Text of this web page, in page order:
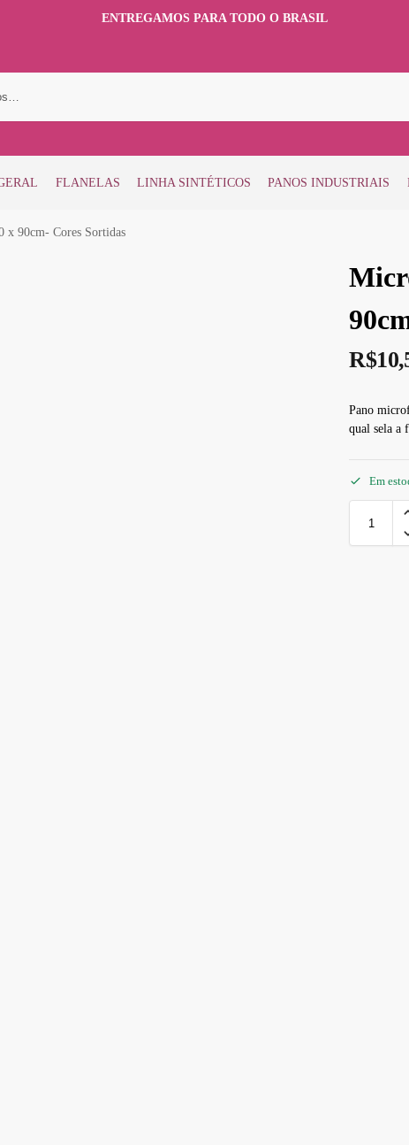
ENTREGAMOS PARA TODO O BRASIL
FLANELAS LINHA SINTÉTICOS PANOS INDUSTRIAIS
x 90cm- Cores Sortidas
R$
Pano
qual sela a
Em